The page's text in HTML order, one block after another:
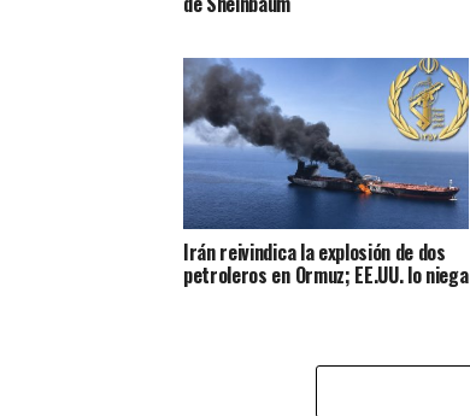
Irán reivindica la explosión de dos
petroleros en Ormuz; EE.UU. lo niega